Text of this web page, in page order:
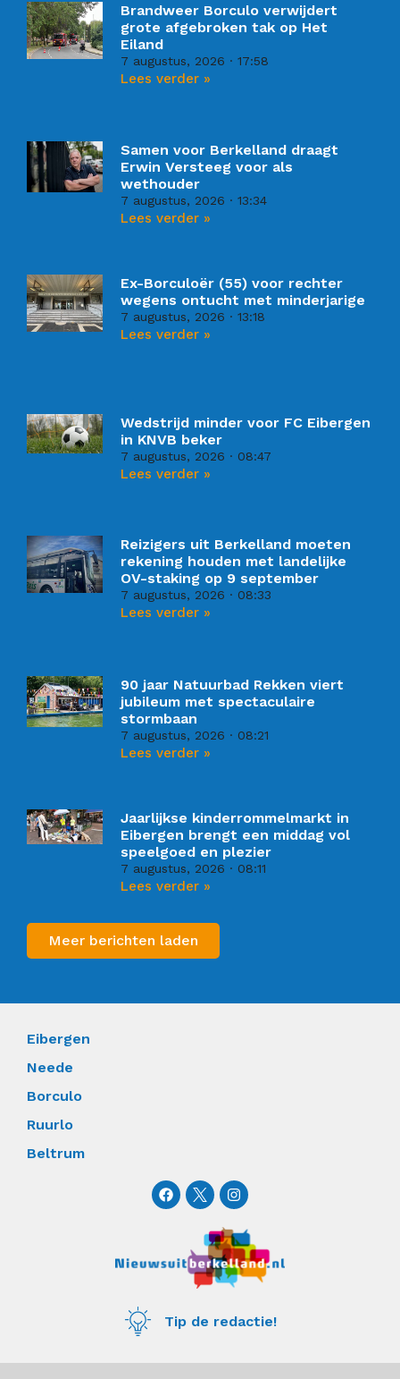
Brandweer Borculo verwijdert
grote afgebroken tak op Het
Eiland
7 augustus, 2026 17:58
Lees verder »
Samen voor Berkelland draagt
Erwin Versteeg voor als
wethouder
7 augustus, 2026 13:34
Lees verder »
Ex-Borculoër (55) voor rechter
wegens ontucht met minderjarige
7 augustus, 2026 13:18
Lees verder »
Wedstrijd minder voor FC Eibergen
in KNVB beker
7 augustus, 2026 08:47
Lees verder »
Reizigers uit Berkelland moeten
rekening houden met landelijke
OV-staking op 9 september
7 augustus, 2026 08:33
Lees verder »
90 jaar Natuurbad Rekken viert
jubileum met spectaculaire
stormbaan
7 augustus, 2026 08:21
Lees verder »
Jaarlijkse kinderrommelmarkt in
Eibergen brengt een middag vol
speelgoed en plezier
7 augustus, 2026 08:11
Lees verder »
Meer berichten laden
Eibergen
Neede
Borculo
Ruurlo
Beltrum
F
a
c
o
o
I
n
s
t
a
g
r
a
Tip de redactie!